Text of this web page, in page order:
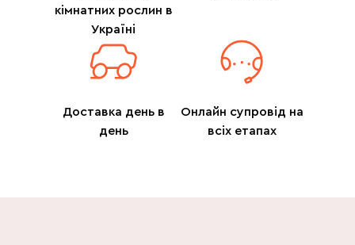
кімнатних рослин в
Україні
Доставка день в
день
Онлайн супровід на
всіх етапах